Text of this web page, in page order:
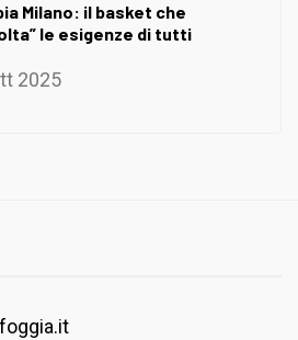
Milano: il basket che
le esigenze di tutti
2025